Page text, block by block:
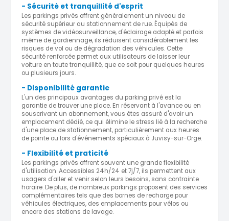
- Sécurité et tranquillité d'esprit
Les parkings privés offrent généralement un niveau de
sécurité supérieur au stationnement de rue. Équipés de
systèmes de vidéosurveillance, d'éclairage adapté et parfois
même de gardiennage, ils réduisent considérablement les
risques de vol ou de dégradation des véhicules. Cette
sécurité renforcée permet aux utilisateurs de laisser leur
voiture en toute tranquillité, que ce soit pour quelques heures
ou plusieurs jours.
- Disponibilité garantie
L'un des principaux avantages du parking privé est la
garantie de trouver une place. En réservant à l'avance ou en
souscrivant un abonnement, vous êtes assuré d'avoir un
emplacement dédié, ce qui élimine le stress lié à la recherche
d'une place de stationnement, particulièrement aux heures
de pointe ou lors d'événements spéciaux à Juvisy-sur-Orge.
- Flexibilité et praticité
Les parkings privés offrent souvent une grande flexibilité
d'utilisation. Accessibles 24h/24 et 7j/7, ils permettent aux
usagers d'aller et venir selon leurs besoins, sans contrainte
horaire. De plus, de nombreux parkings proposent des services
complémentaires tels que des bornes de recharge pour
véhicules électriques, des emplacements pour vélos ou
encore des stations de lavage.